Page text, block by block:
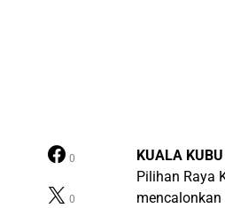
0
0
KUALA
Pilihan Raya
mencalonkan